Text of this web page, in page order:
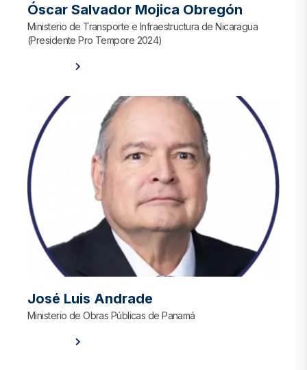
Óscar Salvador Mojica Obregón
Ministerio de Transporte e Infraestructura de Nicaragua
(Presidente Pro Tempore 2024)
José Luis Andrade
Ministerio de Obras Públicas de Panamá